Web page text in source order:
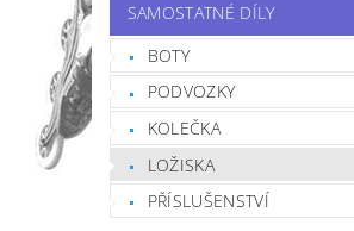
SAMOSTATNÉ DÍLY
BOTY
PODVOZKY
KOLEČKA
LOŽISKA
PŘÍSLUŠENSTVÍ